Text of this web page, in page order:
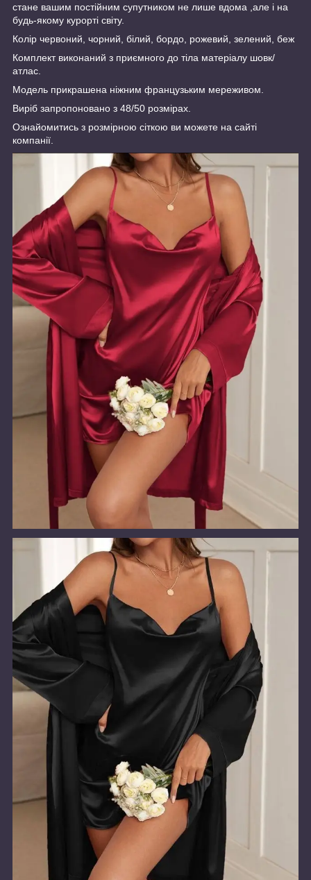
стане вашим постійним супутником не лише вдома ,але і на
будь-якому курорті світу.
Колір червоний, чорний, білий, бордо, рожевий, зелений, беж
Комплект виконаний з приємного до тіла матеріалу шовк/
атлас.
Модель прикрашена ніжним французьким мереживом.
Виріб запропоновано з 48/50 розмірах.
Ознайомитись з розмірною сіткою ви можете на сайті
компанії.